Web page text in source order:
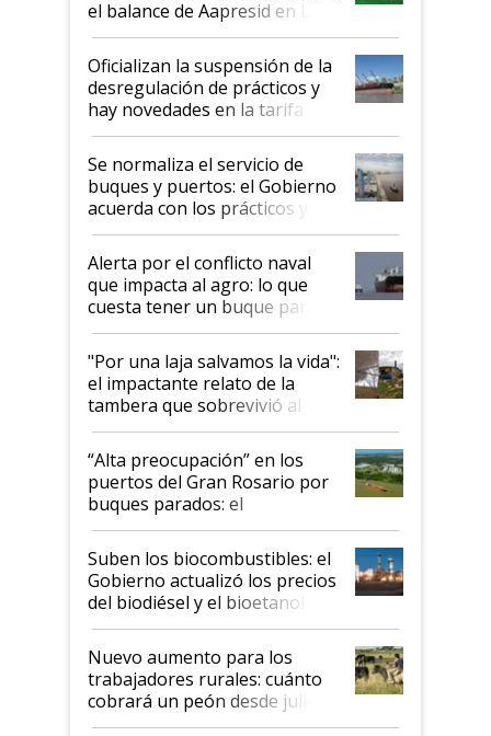
el balance de Aapresid en La
Posta
Oficializan la suspensión de la
desregulación de prácticos y
hay novedades en la tarifa de
la hidrovía
Se normaliza el servicio de
buques y puertos: el Gobierno
acuerda con los prácticos y
suspende el decreto de
desregulación
Alerta por el conflicto naval
que impacta al agro: lo que
cuesta tener un buque parado
y el peligro de que Argentina
pase a ser "país sucio"
"Por una laja salvamos la vida":
el impactante relato de la
tambera que sobrevivió al
tornado
“Alta preocupación” en los
puertos del Gran Rosario por
buques parados: el
funcionamiento de las
exportadoras en tensión tras
la medida de fuerza de los
prácticos
Suben los biocombustibles: el
Gobierno actualizó los precios
del biodiésel y el bioetanol
Nuevo aumento para los
trabajadores rurales: cuánto
cobrará un peón desde julio